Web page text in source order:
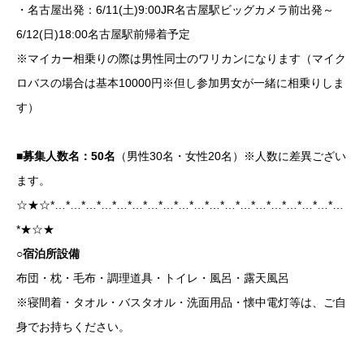
・名古屋出発：6/11(土)9:00JR名古屋駅ビッグカメラ前出発～
6/12(日)18:00名古屋駅前帰着予定
※マイカー相乗りの際は男性同士のワリカンになります（マイク
ロバスの場合は基本10000円※但し参加男女が一緒に相乗りしま
す）
■募集人数名：50名 （男性30名・女性20名）※人数に差異ござい
ます。
☆★☆*…*…*…*…*…*…*…*…*…*…*…*…*…*…*…*…*…*…*…
*★☆★
○宿泊所設備
布団・枕・毛布・調理道具・トイレ・風呂・露天風呂
※寝間着・タオル・バスタオル・洗面用品・懐中電灯等は、ご自
身でお持ちください。